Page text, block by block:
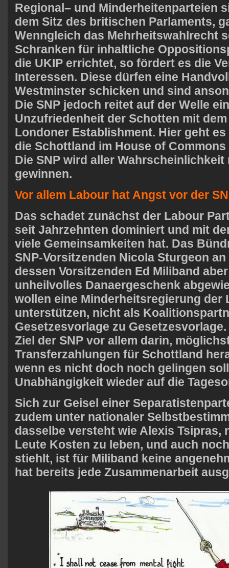
Regional– und Minderheitenparteien
dem Sitz des britischen Parlaments,
Wenngleich das Mehrheitswahlrecht
Schranken für inhaltliche
die UKIP errichtet, so fördert es die
Interessen. Diese dürfen eine
Westminster schicken und sind
Die SNP jedoch reitet auf der Welle
Unzufriedenheit der Schotten mit
Londoner Establishment. Hier geht
die Schottland im House of
Die SNP wird aller
gewinnen.
Vor allem Labour hat Angst vor der
Das schadet zunächst der Labour
seit Jahrzehnten dominiert und mit
viele Gemeinsamkeiten hat. Das
SNP-​Vorsitzenden Nicola Sturgeon
dessen Vorsitzenden Ed Miliband
unheilvolles Danaergeschenk
wollen eine Minderheitsregierung der
unterstützen, nicht als
Gesetzesvorlage zu
Ziel der SNP vor allem darin,
Transferzahlungen für Schottland
wenn es nicht doch noch gelingen
Unabhängigkeit wieder auf die
Sich zur Geisel einer
zudem unter nationaler
dasselbe versteht wie Alexis Tsipras,
Leute Kosten zu leben, und auch
stiehlt, ist für Miliband keine
hat bereits jede Zusammenarbeit